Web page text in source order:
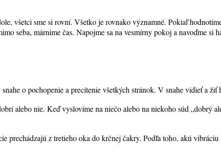
všetci sme si rovní. Všetko je rovnako významné. Pokiaľ
seba, márnime čas. Napojme sa na vesmírny pokoj a navoďme si
o pochopenie a precítenie všetkých stránok. V snahe vidieť a
alebo nie. Keď vyslovíme na niečo alebo na niekoho súd „dobrý
prechádzajú z tretieho oka do krčnej čakry. Podľa toho, akú